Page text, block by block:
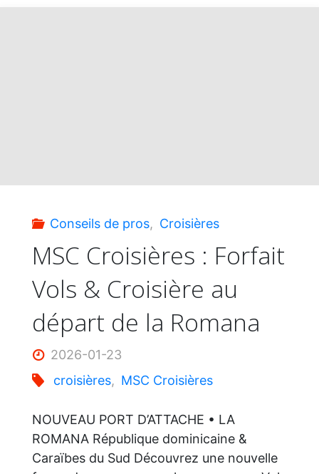
croisière
dans
les
Conseils de pros, Croisières
MSC Croisières : Forfait
Vols & Croisière au
départ de la Romana
2026-01-23
croisières, MSC Croisières
NOUVEAU PORT D’ATTACHE • LA
ROMANA République dominicaine &
Caraïbes du Sud Découvrez une nouvelle